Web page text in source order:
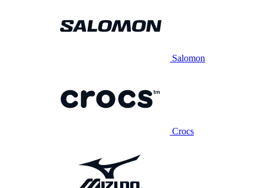
Salomon
Crocs